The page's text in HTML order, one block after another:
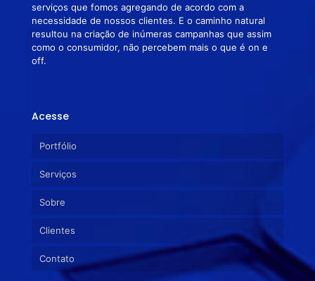
serviços que fomos agregando de acordo com a
necessidade de nossos clientes. E o caminho natural
resultou na criação de inúmeras campanhas que assim
como o consumidor, não percebem mais o que é on e
off.
Acesse
Portfólio
Serviços
Sobre
Clientes
Contato